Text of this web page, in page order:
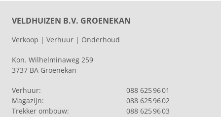
VELDHUIZEN B.V. GROENEKAN
Verkoop | Verhuur | Onderhoud
Kon. Wilhelminaweg 259
3737 BA Groenekan
Verhuur:
088 625 96 01
Magazijn:
088 625 96 02
Trekker ombouw:
088 625 96 03